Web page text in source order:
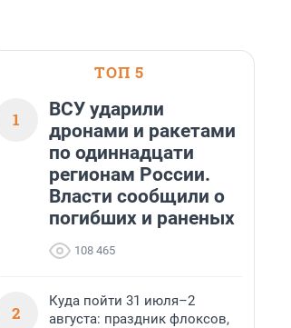
ТОП 5
1
ВСУ ударили
дронами и ракетами
по одиннадцати
регионам России.
Власти сообщили о
погибших и раненых
108 465
2
Куда пойти 31 июля–2
августа: праздник флоксов,